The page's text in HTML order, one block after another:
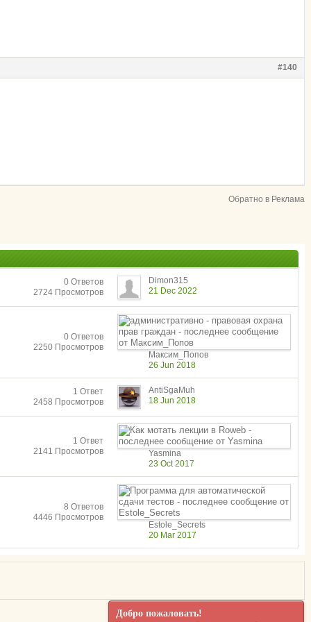
#140
Обратно в Реклама
0 Ответов
2724 Просмотров
Dimon315
21 Dec 2022
0 Ответов
2250 Просмотров
Максим_Попов
26 Jun 2018
1 Ответ
2458 Просмотров
AntiSgaMuh
18 Jun 2018
1 Ответ
2141 Просмотров
Yasmina
23 Oct 2017
8 Ответов
4446 Просмотров
Estole_Secrets
20 Mar 2017
Добро пожаловать!